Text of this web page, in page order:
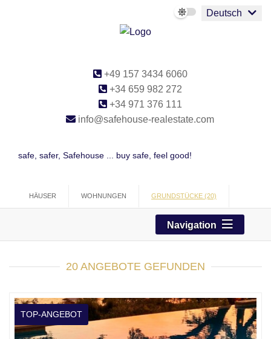
Deutsch
+49 157 3434 6060
+34 659 982 272
+34 971 376 111
info@safehouse-realestate.com
safe, safer, Safehouse ... buy safe, feel good!
HÄUSER WOHNUNGEN GRUNDSTÜCKE (20)
Navigation
20 ANGEBOTE GEFUNDEN
TOP-ANGEBOT